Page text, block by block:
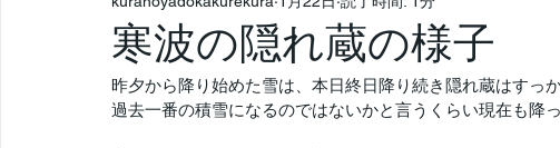
寒波の隠れ蔵の様子
昨夕から降り始めた雪は、本日終日降り続き隠れ蔵はすっ
過去一番の積雪になるのではないかと言うくらい現在も降っ